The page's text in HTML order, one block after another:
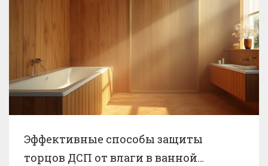
Эффективные способы защиты
торцов ДСП от влаги в ванной